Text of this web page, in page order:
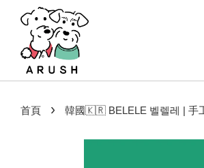
首頁 › 韓國🇰🇷 BELELE 벨렐레 | 手